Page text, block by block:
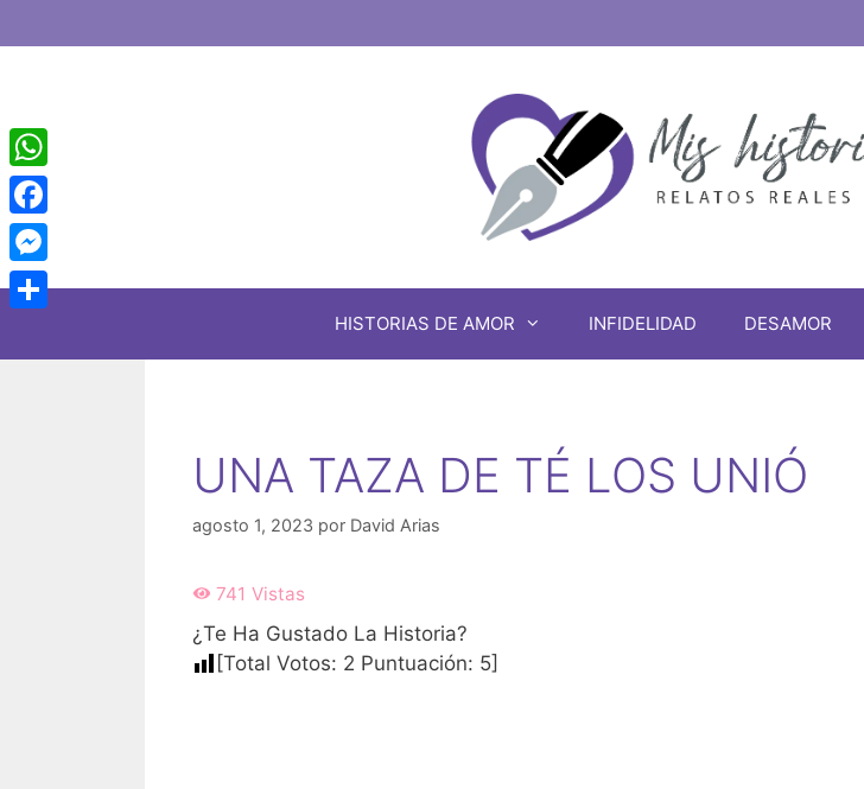
al
HISTORIAS DE AMOR INFIDELIDAD DESAMOR
UNA TAZA DE TÉ LOS UNIÓ
agosto 1, 2023 por David Arias
741 Vistas
¿Te Ha Gustado La Historia?
[Total Votos: 2 Puntuación: 5]
WhatsApp
Facebook
Messenger